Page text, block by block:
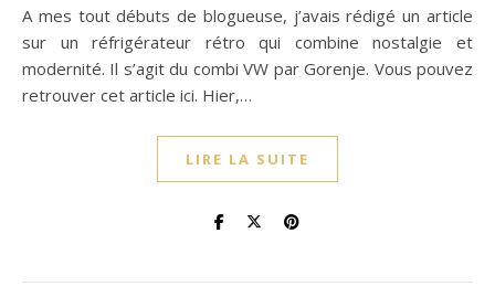
A mes tout débuts de blogueuse, j’avais rédigé un article
sur un réfrigérateur rétro qui combine nostalgie et
modernité. Il s’agit du combi VW par Gorenje. Vous pouvez
retrouver cet article ici. Hier,…
LIRE LA SUITE